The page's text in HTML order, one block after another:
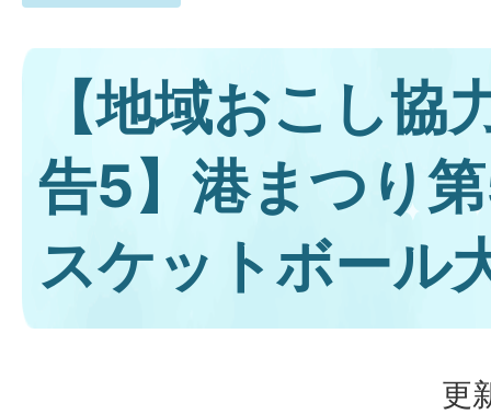
【地域おこし協
告5】港まつり
スケットボール
更